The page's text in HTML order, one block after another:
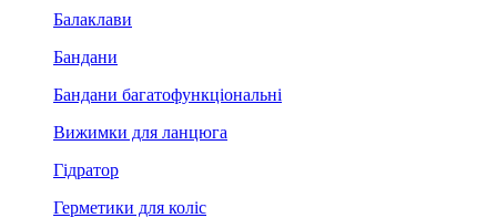
Балаклави
Бандани
Бандани багатофункціональні
Вижимки для ланцюга
Гідратор
Герметики для коліс